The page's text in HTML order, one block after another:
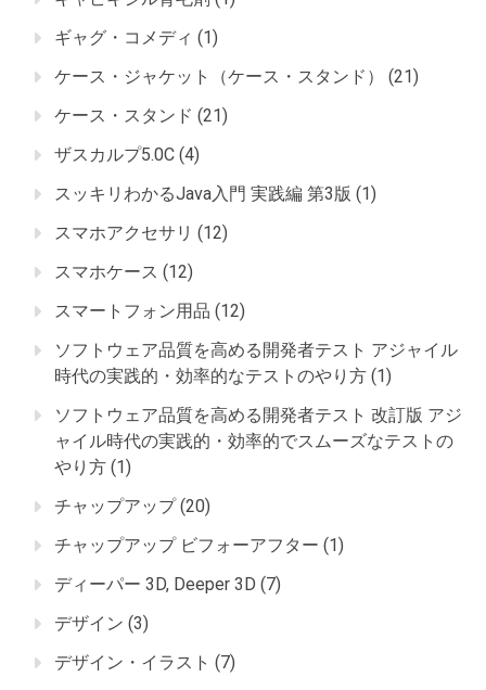
ギャグ・コメディ (1)
ケース・ジャケット（ケース・スタンド）
(21)
ケース・スタンド (21)
ザスカルプ5.0C (4)
スッキリわかるJava入門 実践編 第3版 (1)
スマホアクセサリ (12)
スマホケース (12)
スマートフォン用品 (12)
ソフトウェア品質を高める開発者テスト アジャイル
時代の実践的・効率的なテストのやり方 (1)
ソフトウェア品質を高める開発者テスト 改訂版 アジ
ャイル時代の実践的・効率的でスムーズなテストの
やり方 (1)
チャップアップ(20)
チャップアップ ビフォーアフター (1)
ディーパー 3D, Deeper 3D (7)
デザイン (3)
デザイン・イラスト (7)